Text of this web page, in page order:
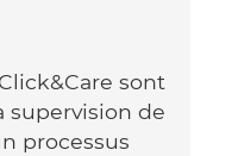
sont
supervision de
processus